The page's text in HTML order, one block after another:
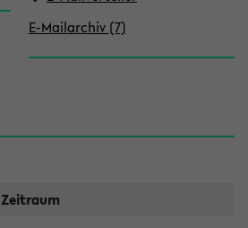
E-Mailarchiv (7)
Zeitraum